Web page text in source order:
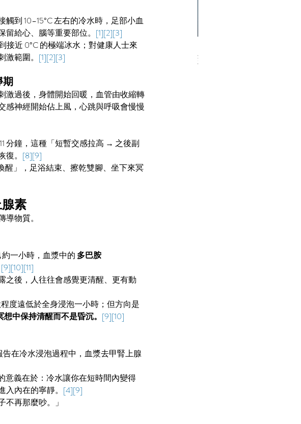
教育忽
S33. 10位跨國領袖如何用冥想
專注力
到 10–15°C 左右的冷水時，足部小血
給心、腦等重要部位。 [1][2][3]
接近 0°C 的極端冰水；對健康人士來
範圍。 [1][2][3]
期
激過後，身體開始回暖，血管由收縮轉
感神經開始佔上風，心跳與呼吸會慢慢
分鐘，這種「短暫交感拉高 → 之後副
。 [8][9]
醒」，足浴結束、擦乾雙腳、坐下來冥
素
物質。
約一小時，血漿中的 多巴胺
[9][10][11]
之後，人往往會感覺更清醒、更有動
程度遠低於全身浸泡一小時；但方向是
中保持清醒而不是昏沉。 [9][10]
在冷水浸泡過程中，血漿去甲腎上腺
意義在於：冷水讓你在短時間內變得
內在的寧靜。 [4][9]
再那麼吵。」